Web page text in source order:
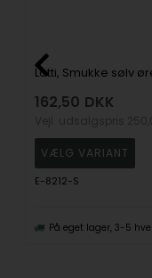
162,50 DKK
E-8212-S
På eget lager, 3-5